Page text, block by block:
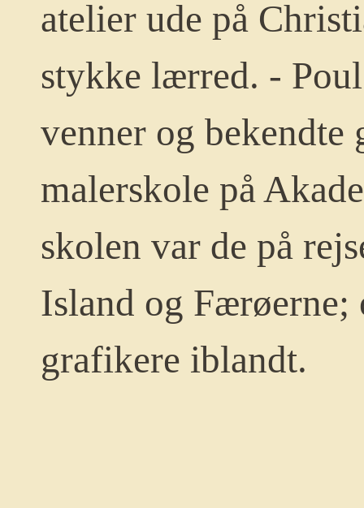
atelier ude på
stykke lærred. -
venner og
malerskole på
skolen var de på
Island og Færøerne;
grafikere iblandt.